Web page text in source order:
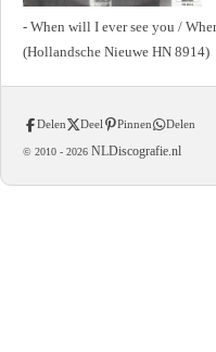
- When will I ever see you /
(Hollandsche Nieuwe HN 8914)
Delen Deel Pinnen Delen
© 2010 - 2026 NLDiscografie.nl